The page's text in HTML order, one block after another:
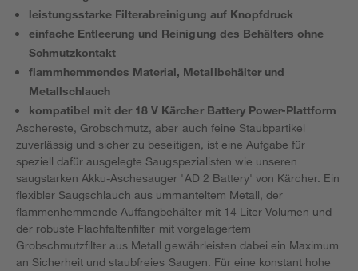
leistungsstarke Filterabreinigung auf Knopfdruck
einfache Entleerung und Reinigung des Behälters ohne
Schmutzkontakt
flammhemmendes Material, Metallbehälter und
Metallschlauch
kompatibel mit der 18 V Kärcher Battery Power-Plattform
Aschereste, Grobschmutz, aber auch feine Staubpartikel
zuverlässig und sicher zu beseitigen, ist eine Aufgabe für
speziell dafür ausgelegte Saugspezialisten wie unseren
saugstarken Akku-Aschesauger 'AD 2 Battery' von Kärcher. Ein
flexibler Saugschlauch aus ummanteltem Metall, der
flammenhemmende Auffangbehälter mit 14 Liter Volumen und
der robuste Flachfaltenfilter mit vorgelagertem
Grobschmutzfilter aus Metall gewährleisten dabei ein Maximum
an Sicherheit und staubfreies Saugen. Für eine konstant hohe